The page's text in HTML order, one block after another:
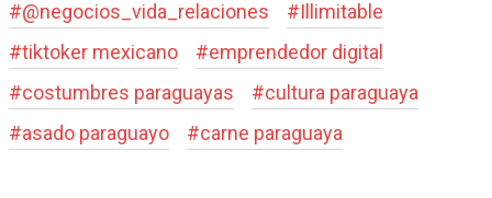
#@negocios_vida_relaciones #Illimitable
#tiktoker mexicano #emprendedor digital
#costumbres paraguayas #cultura paraguaya
#asado paraguayo #carne paraguaya